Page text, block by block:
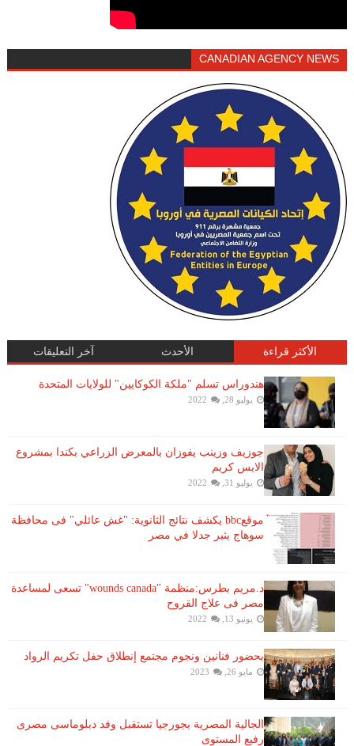
CANADIAN AGENCY NEWS
الأكثر قراءة الأحدث آخر التعليقات
هندوراس تسلم "ملكة الكوكايين" للولايات المتحدة
يوليو 28, 2022
جوزيف وزينب يفوزان بالمعرض الزراعي بكندا بمشروع
الايس كريم
يوليو 31, 2022
موقعbbc يكشف نتائج الثانوية: "غش عائلي" فى محافظة
سوهاج يثير جدلا في مصر
د.مريم بطرس:منظمة "wounds canada" تسعى لمساعدة
مصر فى علاج القروح
يونيو 13, 2022
بحضور فنانين ونجوم مجتمع إنطلاق حفل تكريم الرواد
مايو 26, 2023
الجالية المصرية بجورجيا تستقبل وفد دبلوماسى مصرى
رفيع المستوى